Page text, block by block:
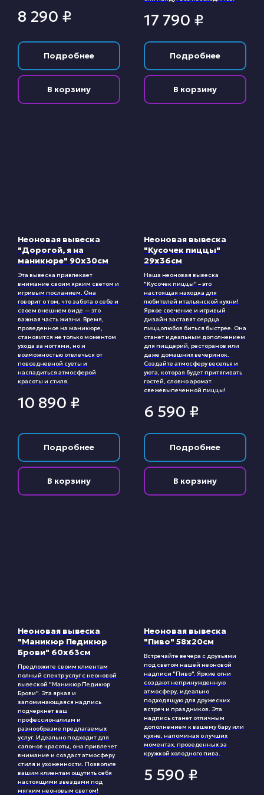
8 290 ₽
Подробнее
В корзину
17 790 ₽
Подробнее
В корзину
Неоновая вывеска
"Дорогой, я на
маникюре" 90х30см
Эта вывеска привлекает
внимание своим ярким светом и
игривым посланием. Она
говорит о том, что забота о себе и
своем внешнем виде — это
важная часть жизни. Время,
проведенное на маникюре,
становится не только моментом
ухода за ногтями, но и
возможностью отвлечься от
повседневной суеты и
насладиться атмосферой
красоты и стиля.
10 890 ₽
Подробнее
В корзину
Неоновая вывеска
"Кусочек пиццы"
29х36см
Наша неоновая вывеска
"Кусочек пиццы" – это
настоящая находка для
любителей итальянской кухни!
Яркое свечение и игривый
дизайн заставят сердца
пиццолюбов биться быстрее. Она
станет идеальным дополнением
для пиццерий, ресторанов или
даже домашних вечеринок.
Создайте атмосферу веселья и
уюта, которая будет притягивать
гостей, словно аромат
свежевыпеченной пиццы!
6 590 ₽
Подробнее
В корзину
Неоновая вывеска
"Маникюр Педикюр
Брови" 60х63см
Предложите своим клиентам
полный спектр услуг с неоновой
вывеской "Маникюр Педикюр
Брови". Эта яркая и
запоминающаяся надпись
подчеркнет ваш
профессионализм и
разнообразие предлагаемых
услуг. Идеально подходит для
салонов красоты, она привлечет
внимание и создаст атмосферу
стиля и ухоженности. Позвольте
вашим клиентам ощутить себя
настоящими звездами под
мягким неоновым светом!
Неоновая вывеска
"Пиво" 58х20см
Встречайте вечера с друзьями
под светом нашей неоновой
надписи "Пиво". Яркие огни
создают непринужденную
атмосферу, идеально
подходящую для дружеских
встреч и праздников. Эта
надпись станет отличным
дополнением к вашему бару или
кухне, напоминая о лучших
моментах, проведенных за
кружкой холодного пива.
5 590 ₽